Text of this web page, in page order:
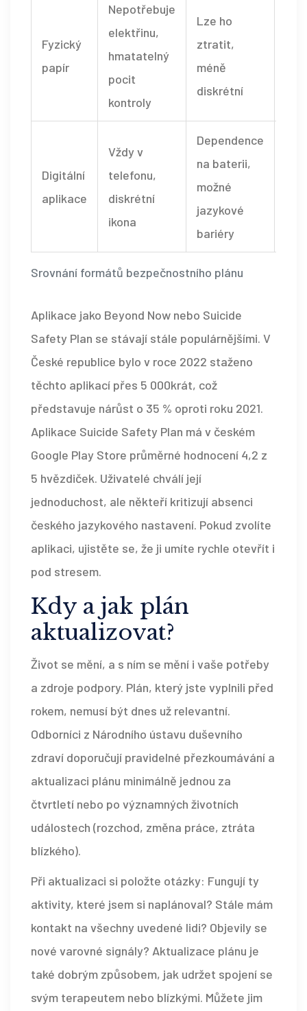
Srovnání formátů bezpečnostního plánu
Fyzický
papír
Nepotřebuje
elektřinu,
hmatatelný
pocit
kontroly
Lze ho
ztratit,
méně
diskrétní
Digitální
aplikace
Vždy v
telefonu,
diskrétní
ikona
Dependence
na baterii,
možné
jazykové
bariéry
Aplikace jako Beyond Now nebo Suicide
Safety Plan se stávají stále populárnějšími. V
České republice bylo v roce 2022 staženo
těchto aplikací přes 5 000krát, což
představuje nárůst o 35 % oproti roku 2021.
Aplikace Suicide Safety Plan má v českém
Google Play Store průměrné hodnocení 4,2 z
5 hvězdiček. Uživatelé chválí její
jednoduchost, ale někteří kritizují absenci
českého jazykového nastavení. Pokud zvolíte
aplikaci, ujistěte se, že ji umíte rychle otevřít i
pod stresem.
Kdy a jak plán
aktualizovat?
Život se mění, a s ním se mění i vaše potřeby
a zdroje podpory. Plán, který jste vyplnili před
rokem, nemusí být dnes už relevantní.
Odborníci z Národního ústavu duševního
zdraví doporučují pravidelné přezkoumávání a
aktualizaci plánu minimálně jednou za
čtvrtletí nebo po významných životních
událostech (rozchod, změna práce, ztráta
blízkého).
Při aktualizaci si položte otázky: Fungují ty
aktivity, které jsem si naplánoval? Stále mám
kontakt na všechny uvedené lidi? Objevily se
nové varovné signály? Aktualizace plánu je
také dobrým způsobem, jak udržet spojení se
svým terapeutem nebo blízkými. Můžete jim